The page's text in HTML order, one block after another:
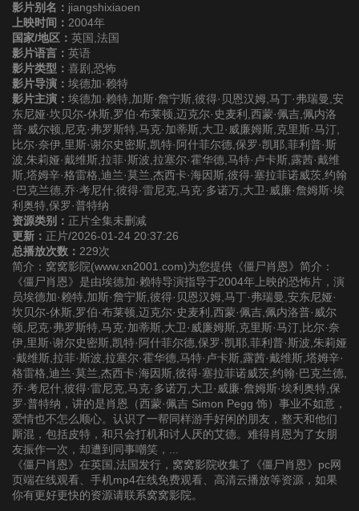
影片别名： jiangshixiaoen
上映时间： 2004年
国家/地区： 英国,法国
影片语言： 英语
影片类型： 喜剧,恐怖
影片导演： 埃德加·赖特
影片主演： 埃德加·赖特,加斯·詹宁斯,彼得·贝恩汉姆,马丁·弗瑞曼,安
东尼娅·坎贝尔-休斯,罗伯·布莱顿,迈克尔·史麦利,西蒙·佩吉,佩内洛
普·威尔顿,尼克·弗罗斯特,马克·加蒂斯,大卫·威廉姆斯,克里斯·马汀,
比尔·奈伊,里斯·谢尔史密斯,凯特·阿什菲尔德,保罗·凯耶,菲利普·斯
波,朱莉娅·戴维斯,拉菲·斯波,拉塞尔·霍华德,马特·卢卡斯,露茜·戴维
斯,塔姆辛·格雷格,迪兰·莫兰,杰西卡·海因斯,彼得·塞拉菲诺威茨,约翰
·巴克兰德,乔·考尼什,彼得·雷尼克,马克·多诺万,大卫·威廉·詹姆斯·埃
利奥特,保罗·普特纳
资源类别： 正片全集未删减
更新： 正片/2026-01-24 20:37:26
总播放次数： 229次
简介：窝窝影院(www.xn2001.com)为您提供《僵尸肖恩》简介：
《僵尸肖恩》是由埃德加·赖特导演指导于2004年上映的恐怖片，演
员埃德加·赖特,加斯·詹宁斯,彼得·贝恩汉姆,马丁·弗瑞曼,安东尼娅·
坎贝尔-休斯,罗伯·布莱顿,迈克尔·史麦利,西蒙·佩吉,佩内洛普·威尔
顿,尼克·弗罗斯特,马克·加蒂斯,大卫·威廉姆斯,克里斯·马汀,比尔·奈
伊,里斯·谢尔史密斯,凯特·阿什菲尔德,保罗·凯耶,菲利普·斯波,朱莉娅
·戴维斯,拉菲·斯波,拉塞尔·霍华德,马特·卢卡斯,露茜·戴维斯,塔姆辛·
格雷格,迪兰·莫兰,杰西卡·海因斯,彼得·塞拉菲诺威茨,约翰·巴克兰德,
乔·考尼什,彼得·雷尼克,马克·多诺万,大卫·威廉·詹姆斯·埃利奥特,保
罗·普特纳，讲的是肖恩（西蒙·佩吉 Simon Pegg 饰）事业不如意，
爱情也不怎么顺心。认识了一帮同样游手好闲的朋友，整天和他们
厮混，包括皮特，和只会打机和讨人厌的艾德。难得肖恩为了女朋
友振作一次，却遭到同事嘲笑，...
《僵尸肖恩》在英国,法国发行，窝窝影院收集了《僵尸肖恩》pc网
页端在线观看、手机mp4在线免费观看、高清云播放等资源，如果
你有更好更快的资源请联系窝窝影院。